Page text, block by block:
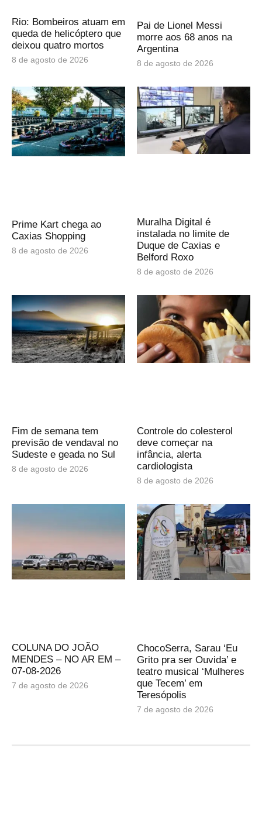
Rio: Bombeiros atuam em
queda de helicóptero que
deixou quatro mortos
8 de agosto de 2026
Pai de Lionel Messi
morre aos 68 anos na
Argentina
8 de agosto de 2026
Prime Kart chega ao
Caxias Shopping
8 de agosto de 2026
Muralha Digital é
instalada no limite de
Duque de Caxias e
Belford Roxo
8 de agosto de 2026
Fim de semana tem
previsão de vendaval no
Sudeste e geada no Sul
8 de agosto de 2026
Controle do colesterol
deve começar na
infância, alerta
cardiologista
8 de agosto de 2026
COLUNA DO JOÃO
MENDES – NO AR EM –
07-08-2026
7 de agosto de 2026
ChocoSerra, Sarau ‘Eu
Grito pra ser Ouvida’ e
teatro musical ‘Mulheres
que Tecem’ em
Teresópolis
7 de agosto de 2026